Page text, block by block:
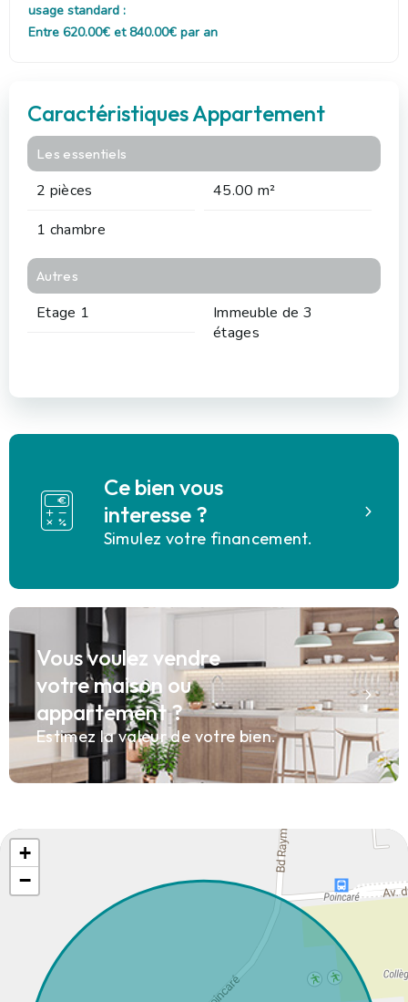
usage standard :
Entre 620.00€ et 840.00€ par an
Caractéristiques Appartement
Les essentiels
2 pièces
45.00 m²
1 chambre
Autres
Etage 1
Immeuble de 3
étages
Ce bien vous
interesse ?
Simulez votre financement.
Vous voulez vendre
votre maison ou
appartement ?
Estimez la valeur de votre bien.
+
−